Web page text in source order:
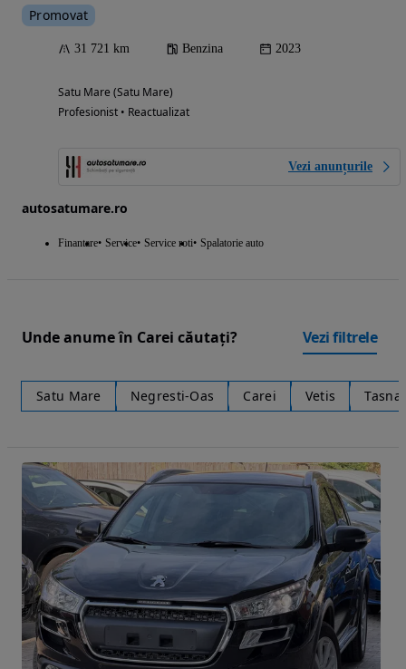
Promovat
31 721 km Benzina 2023
Satu Mare (Satu Mare)
Profesionist • Reactualizat
Vezi anunțurile
autosatumare.ro
Finantare Service Service roti Spalatorie auto
Unde anume în Carei căutați? Vezi filtrele
Satu Mare Negresti-Oas Carei Vetis